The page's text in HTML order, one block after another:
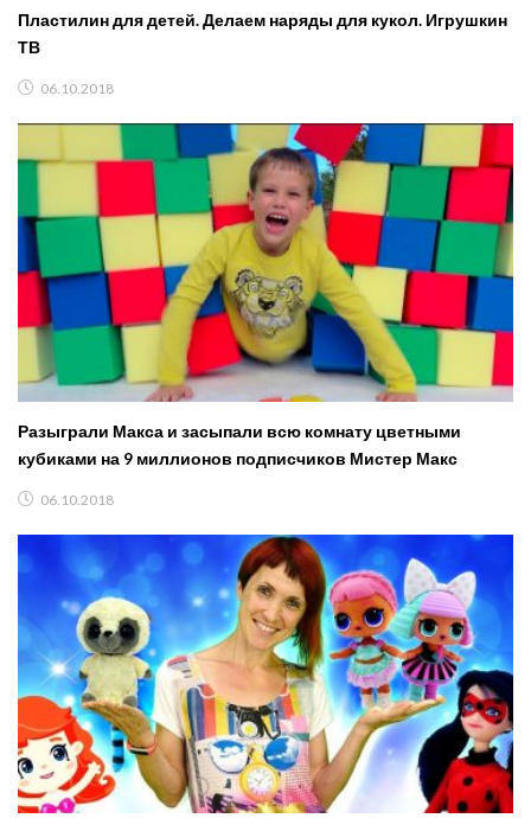
Пластилин для детей. Делаем наряды для кукол. Игрушкин
ТВ
06.10.2018
Разыграли Макса и засыпали всю комнату цветными
кубиками на 9 миллионов подписчиков Мистер Макс
06.10.2018